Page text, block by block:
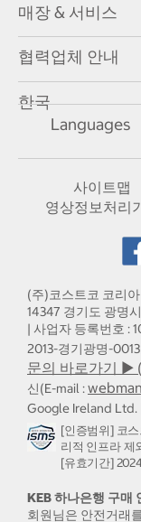
매장 & 서비스
협력업체 안내
한국
Languages
사이트맵
영상정보처리
(주)코스트코 코리아
14347 경기도 광명
| 사업자 등록번호 :
2013-경기광명-
문의 바로가기 ▶
신(E-mail :
Google Ireland Ltd.
[인증범위] 코
리적 인프라 제
[유효기간]
KEB 하나은행 구매
회원님은 안전거래